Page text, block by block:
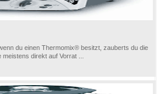
du einen Thermomix® besitzt, zauberts du die
direkt auf Vorrat ...